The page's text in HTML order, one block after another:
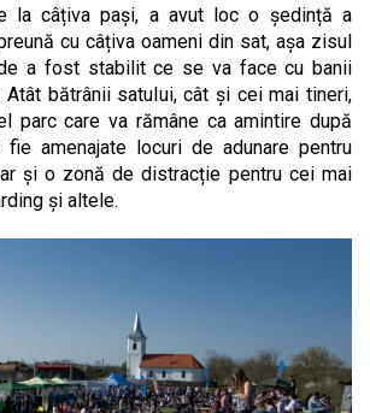
la câțiva pași, a avut loc o ședință a
cu câțiva oameni din sat, așa zisul
a fost stabilit ce se va face cu banii
bătrânii satului, cât și cei mai tineri,
parc care va rămâne ca amintire după
amenajate locuri de adunare pentru
și o zonă de distracție pentru cei mai
și altele.